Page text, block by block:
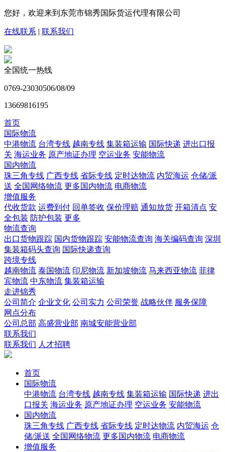
您好，欢迎来到东莞市锦秀国际货运代理有限公司
在线联系 | 联系我们
全国统一热线
0769-23030506/08/09
13669816195
首页
国际物流
中港物流 台湾专线 越南专线 集装箱运输 国际快递 进出口报
关 海运业务 原产地证办理 空运业务 安能物流
国内物流
珠三角专线 广西专线 省际专线 定时达物流 内贸海运 仓储/派
送 全国网络物流 更多国内物流 电商物流
增值服务
代收货款 运费到付 回单签收 保价理赔 通知放货 开箱清点 安
全包装 防护包装 更多
物流查询
出口货物跟踪 国内货物跟踪 安能物流查询 海关编码查询 深圳
集装箱码头查询 国际快递查询
跨境专线
越南物流 泰国物流 印尼物流 新加坡物流 马来西亚物流 菲律
宾物流 中东物流 集装箱运输
走进锦秀
公司简介 企业文化 公司实力 公司荣誉 战略伙伴 服务保障
网点分布
公司总部 高盛营业部 南城安能营业部
联系我们
联系我们 人才招聘
首页
国际物流
中港物流 台湾专线 越南专线 集装箱运输 国际快递 进出
口报关 海运业务 原产地证办理 空运业务 安能物流
国内物流
珠三角专线 广西专线 省际专线 定时达物流 内贸海运 仓
储/派送 全国网络物流 更多国内物流 电商物流
增值服务